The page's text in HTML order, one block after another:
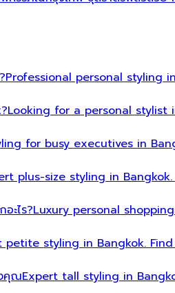
Professional personal styling
Looking for a personal stylist
for busy executives in
plus-size styling in
ะไร?Luxury personal
petite styling in Bangkok.
คุณExpert tall styling in